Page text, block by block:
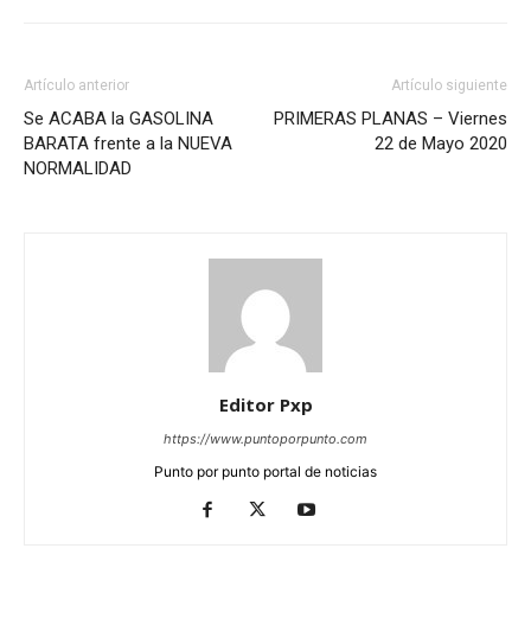
Artículo anterior
Se ACABA la GASOLINA
BARATA frente a la NUEVA
NORMALIDAD
Artículo siguiente
PRIMERAS PLANAS – Viernes
22 de Mayo 2020
Editor Pxp
https://www.puntoporpunto.com
Punto por punto portal de noticias